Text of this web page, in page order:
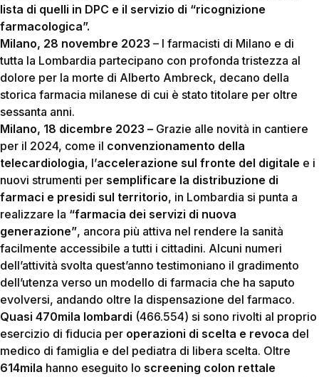
lista di quelli in DPC e il servizio di “ricognizione
farmacologica”.
Milano, 28 novembre 2023 – I farmacisti di Milano e di
tutta la Lombardia partecipano con profonda tristezza al
dolore per la morte di Alberto Ambreck, decano della
storica farmacia milanese di cui è stato titolare per oltre
sessanta anni.
Milano, 18 dicembre 2023 – Grazie alle novità in cantiere
per il 2024, come il convenzionamento della
telecardiologia, l’accelerazione sul fronte del digitale e i
nuovi strumenti per semplificare la distribuzione di
farmaci e presidi sul territorio, in Lombardia si punta a
realizzare la “farmacia dei servizi di nuova
generazione”, ancora più attiva nel rendere la sanità
facilmente accessibile a tutti i cittadini. Alcuni numeri
dell’attività svolta quest’anno testimoniano il gradimento
dell’utenza verso un modello di farmacia che ha saputo
evolversi, andando oltre la dispensazione del farmaco.
Quasi 470mila lombardi (466.554) si sono rivolti al proprio
esercizio di fiducia per operazioni di scelta e revoca del
medico di famiglia e del pediatra di libera scelta. Oltre
614mila hanno eseguito lo screening colon rettale